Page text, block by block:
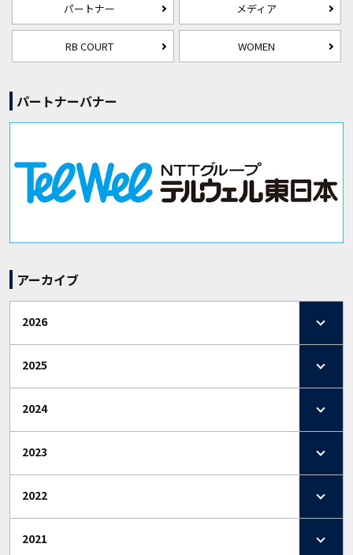
パートナー メディア
RB COURT WOMEN
パートナーバナー
アーカイブ
2026
2025
2024
2023
2022
2021